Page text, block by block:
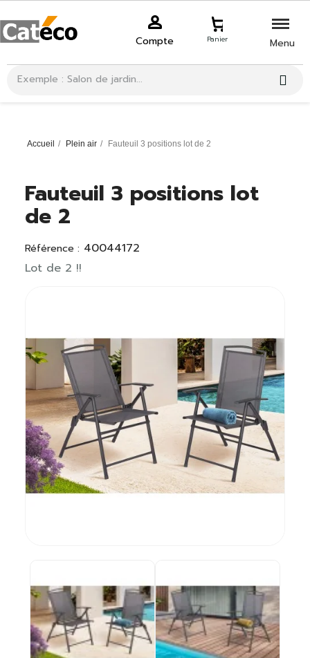
Compte Panier Menu
Accueil Plein air Fauteuil 3 positions lot de 2
Fauteuil 3 positions lot
de 2
Référence : 40044172
Lot de 2 !!